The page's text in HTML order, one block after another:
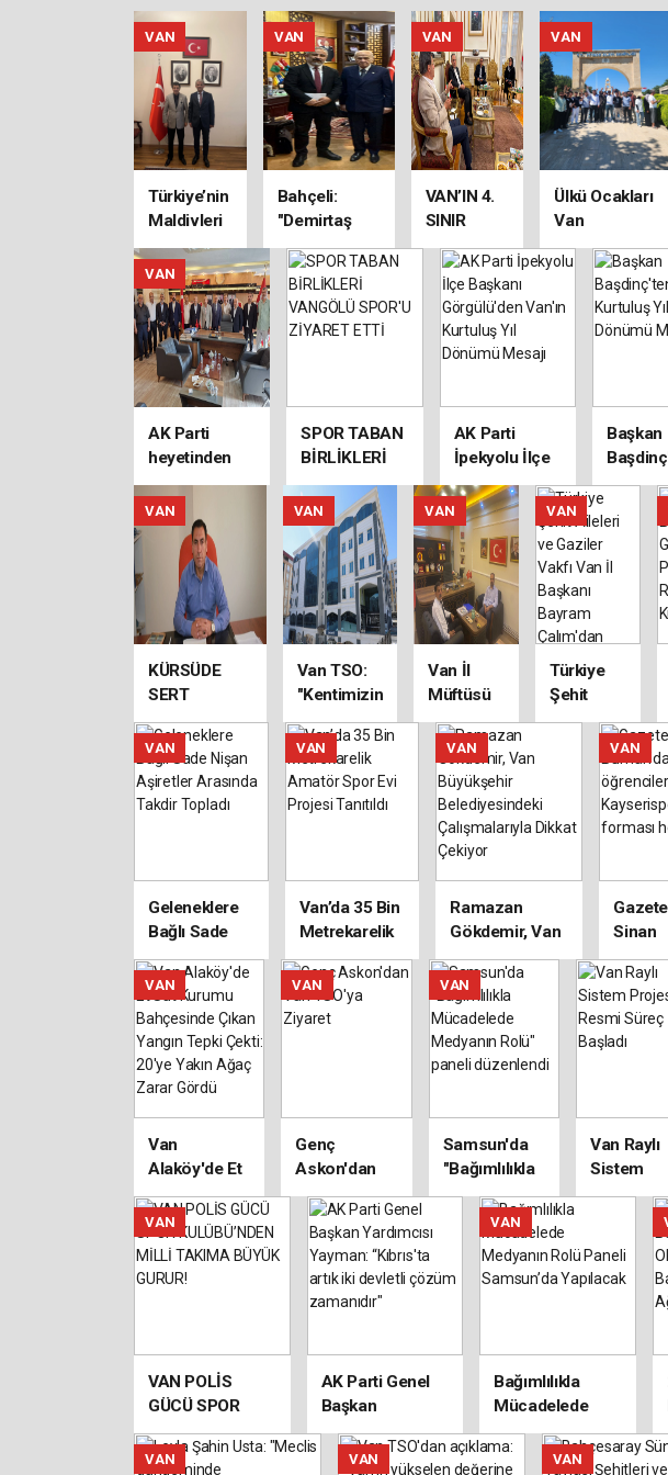
VAN
Türkiye’nin
Maldivleri
olan Van
Gölü’ne
ücretsiz
halk
plajları
yapılacak
VAN
Bahçeli:
"Demirtaş
evine,
Ahmetler
görevine,
Öcalan umut
hakkına
VAN
VAN’IN 4.
SINIR
KAPISI
İÇİN
KRİTİK
GÖRÜŞME
VAN
Ülkü Ocakları
Van
Teşkilatından
Çanakkale'ye
Anlamlı
Ziyaret
VAN
AK Parti
heyetinden
MHP’ye
ziyaret
SPOR TABAN
BİRLİKLERİ
VANGÖLÜ
SPOR'U
ZİYARET ETTİ
AK Parti
İpekyolu İlçe
Başkanı
Görgülü'den
Van'ın
Kurtuluş Yıl
Dönümü
Mesajı
Başkan
Van'ın
Mesajı
VAN
KÜRSÜDE
SERT
SÖZLER
SOKAKTA
TEMBEL
BELEDİYELER
VAN
Van TSO:
"Kentimizin
Geleceği
İçin
Yapılan
Yatırımları
Takip
Projelerin
de
Takipçisi
Oluyoruz"
VAN
Van İl
Müftüsü
Mehmet
Sırrı
Şıktan'tan
Çalım'a
Ziyaret
VAN
Türkiye
Şehit
Aileleri ve
Vakfı Van
İl Başkanı
Bayram
Çalım'dan
Bulut'a
VAN
Geleneklere
Bağlı Sade
Nişan
Aşiretler
Arasında
Takdir
Topladı
VAN
Van’da 35 Bin
Metrekarelik
Amatör Spor
Evi Projesi
Tanıtıldı
VAN
Ramazan
Gökdemir, Van
Büyükşehir
Belediyesindeki
Çalışmalarıyla
Dikkat Çekiyor
VAN
Sinan
forması
hediyesi
VAN
Van
Alaköy'de Et
Süt Kurumu
Bahçesinde
Çıkan Yangın
Tepki Çekti:
20'ye Yakın
VAN
Genç
Askon'dan
Van TSO'ya
Ziyaret
VAN
Samsun'da
"Bağımlılıkla
Mücadelede
Medyanın
Rolü" paneli
düzenlendi
Van Raylı
Sistem
Projesi
Resmi
VAN
VAN POLİS
GÜCÜ SPOR
KULÜBÜ’NDEN
MİLLİ TAKIMA
AK Parti Genel
Başkan
Yardımcısı
Yayman:
VAN
Bağımlılıkla
Mücadelede
Medyanın Rolü
Paneli
VAN VAN VAN